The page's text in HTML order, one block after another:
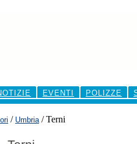
EVENTI POLIZZE
/ Umbria /Terni